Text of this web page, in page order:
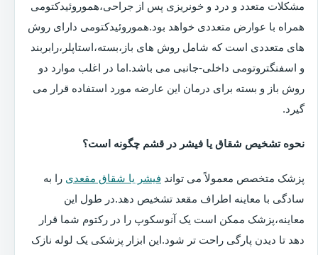
مشکلات متعدد و درد و خونریزی پس از جراحی،هموروئیدکتومی
همراه با عوارض متعددی خواهد بود.هموروئیدکتومی دارای روش
های متعددی است که شامل روش های باز،بسته،استاپلر،رابربند
و اسفنگتروتومی داخلی-جانبی می باشد.اما در اغلب موارد دو
روش باز و بسته برای درمان این عارضه مورد استفاده قرار می
گیرد.
نحوه تشخیص شقاق یا فیشر در قشم چگونه است؟
پزشک متخصص معمولاً می تواند فیشر یا شقاق مقعدی را به
سادگی با معاینه اطراف مقعد تشخیص دهد.در طول این
معاینه،پزشک ممکن است یک آنوسکوپ را در رکتوم شما قرار
دهد تا دیدن پارگی راحت تر شود.این ابزار پزشکی یک لوله نازک